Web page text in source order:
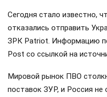
Сегодня стало известно,
отказались отправить
ЗРК Patriot. Информацию
Post со ссылкой на
Мировой рынок ПВО
поставок ЗУР, и Россия